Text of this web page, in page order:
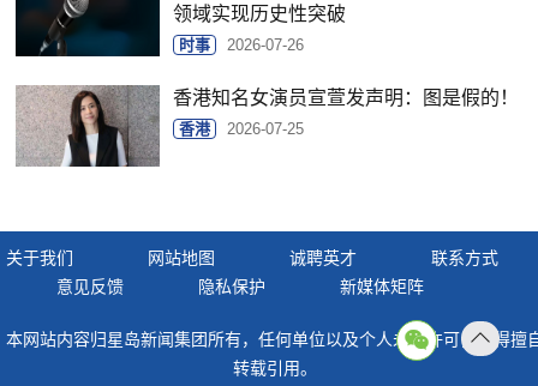
领域实现历史性突破
时事 2026-07-26
香港知名女演员宣萱发声明：图是假的！
香港 2026-07-25
关于我们 网站地图 诚聘英才
联系方式
意见反馈
隐私保护 新媒体矩阵
本网站内容归星岛新闻集团所有，任何单位以及个人未经许可，不得擅
转载引用。